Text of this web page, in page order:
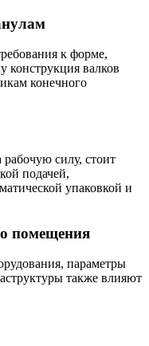
к форме,
конструкция валков
конечного
рабочую силу, стоит
подачей,
упаковкой и
помещения
параметры
также влияют